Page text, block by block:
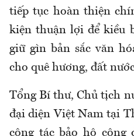
tiếp tục hoàn thiện
kiện thuận lợi để kiều
giữ gìn bản sắc văn
cho quê hương, đất
Tổng Bí thư, Chủ tịch
đại diện Việt Nam tại
công tác bảo hộ công